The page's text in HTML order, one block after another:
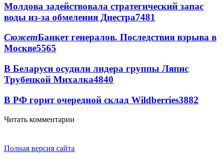
Молдова задействовала стратегический запас
воды из-за обмеления Днестра7481
СюжетБанкет генералов. Последствия взрыва в
Москве5565
В Беларуси осудили лидера группы Ляпис
Трубецкой Михалка4840
В РФ горит очередной склад Wildberries3882
Читать комментарии
Полная версия сайта